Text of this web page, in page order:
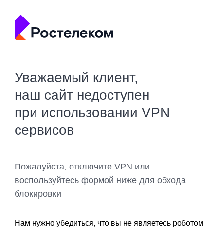
Уважаемый клиент,
наш сайт недоступен
при использовании VPN
сервисов
Пожалуйста, отключите VPN или
воспользуйтесь формой ниже для обхода
блокировки
Нам нужно убедиться, что вы не являетесь роботом